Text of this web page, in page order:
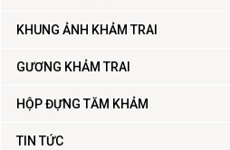
KHUNG ẢNH KHẢM TRAI
GƯƠNG KHẢM TRAI
HỘP ĐỰNG TĂM KHẢM
TIN TỨC